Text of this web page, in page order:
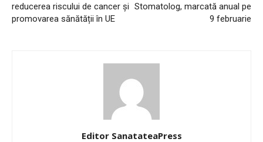
reducerea riscului de cancer și
promovarea sănătății în UE
Stomatolog, marcată anual pe
9 februarie
Editor SanatateaPress